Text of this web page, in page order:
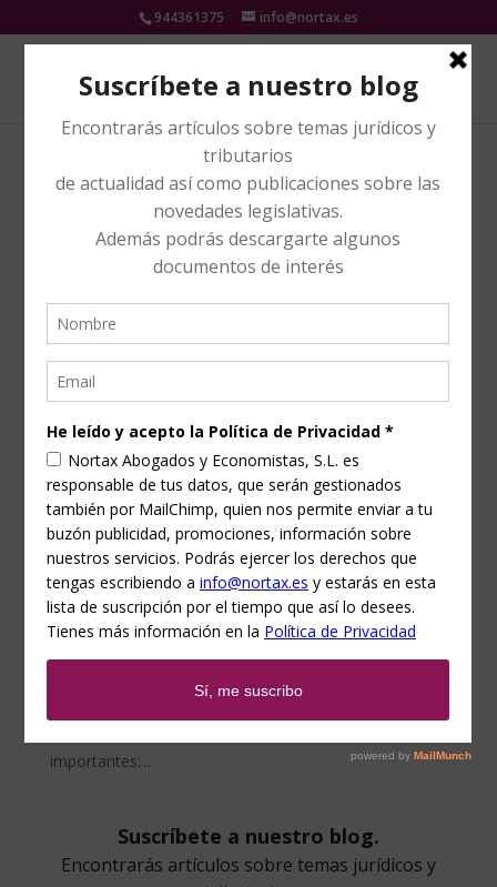
944361375 info@nortax.es
FISCALIDAD DE LA DACION EN PAGO EN
VIZCAYA
porNortax|Mar 26, 2015|IMPUESTO SOBRE LA
RENTA DE LAS PERSONAS FÍSICAS,NOVEDAD
HACIENDA FORAL VIZCAYA
El 9 de marzo se ha publicado en el Boletín Oficial de
Vizcaya la Norma Foral 3/2015, de modificación de
diversas Normas Forales en materia tributaria. A modo
importantes:...